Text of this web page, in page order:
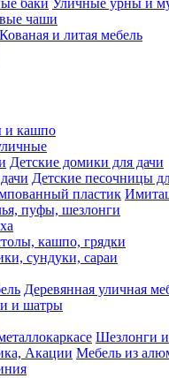
Уличные урны и
чаши
Кованая и литая мебель
и кашпо
Детские домики для дачи
Детские песочницы
пуфы, шезлонги
кашпо, грядки
сундуки, сараи
Деревянная уличная
и шатры
Шезлонги и
Мебель из